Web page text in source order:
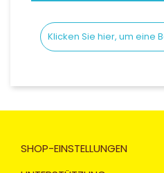
Klicken Sie hier, um eine
SHOP-EINSTELLUNGEN